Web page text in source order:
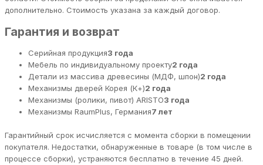
дополнительно. Стоимость указана за каждый договор.
Гарантия и возврат
Серийная продукция3 года
Мебель по индивидуальному проекту2 года
Детали из массива древесины (МДФ, шпон)2 года
Механизмы дверей Корея (К+)2 года
Механизмы (ролики, пивот) ARISTO3 года
Механизмы RaumPlus, Германия7 лет
Гарантийный срок исчисляется с момента сборки в помещении
покупателя. Недостатки, обнаруженные в товаре (в том числе в
процессе сборки), устраняются бесплатно в течение 45 дней.